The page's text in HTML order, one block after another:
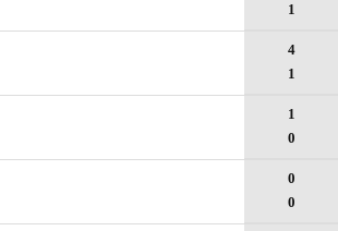
1
4
1
1
0
0
0